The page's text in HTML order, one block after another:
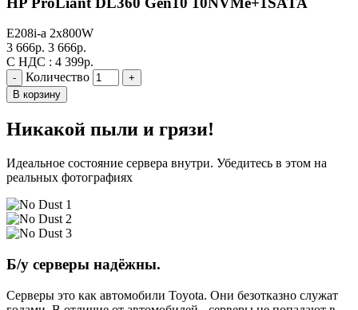
E208i-a 2x800W
3 666р. 3 666р.
С НДС : 4 399р.
- Количество
+
В корзину
Никакой пыли и грязи!
Идеальное состояние сервера внутри. Убедитесь в этом на
реальных фотографиях
Б/у серверы надёжны.
Серверы это как автомобили Toyota. Они безотказно служат